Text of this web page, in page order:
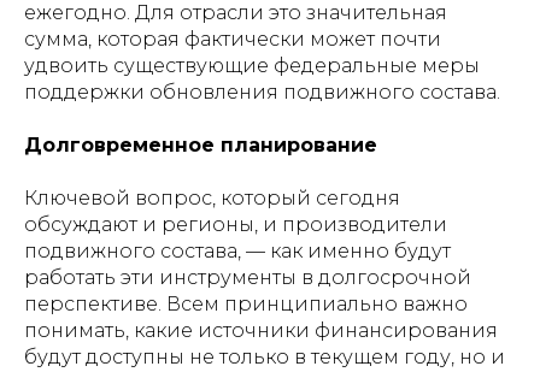
ежегодно. Для отрасли это значительная
сумма, которая фактически может почти
удвоить существующие федеральные меры
поддержки обновления подвижного состава.
Долговременное планирование
Ключевой вопрос, который сегодня
обсуждают и регионы, и производители
подвижного состава, — как именно будут
работать эти инструменты в долгосрочной
перспективе. Всем принципиально важно
понимать, какие источники финансирования
будут доступны не только в текущем году, но и